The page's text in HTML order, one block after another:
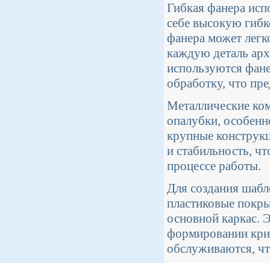
Гибкая фанера
себе высокую
фанера может
каждую деталь
используются
обработку, что
Металлические
опалубки,
крупные
и стабильность,
процессе работы.
Для создания
пластиковые
основной каркас.
формировании
обслуживаются,